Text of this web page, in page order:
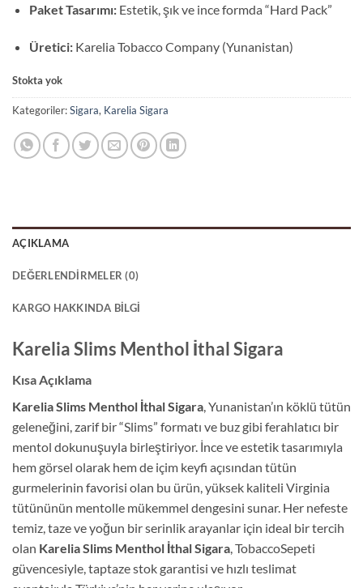
Paket Tasarımı:Estetik, şık ve ince formda “Hard Pack”
Üretici:Karelia Tobacco Company (Yunanistan)
Stokta yok
Kategoriler:Sigara, Karelia Sigara
AÇIKLAMA
DEĞERLENDIRMELER (0)
KARGO HAKKINDA BILGI
Karelia Slims Menthol İthal Sigara
Kısa Açıklama
Karelia Slims Menthol İthal Sigara , Yunanistan’ın köklü tütün
geleneğini, zarif bir “Slims” formatı ve buz gibi ferahlatıcı bir
mentol dokunuşuyla birleştiriyor. İnce ve estetik tasarımıyla
hem görsel olarak hem de içim keyfi açısından tütün
gurmelerinin favorisi olan bu ürün, yüksek kaliteli Virginia
tütününün mentolle mükemmel dengesini sunar. Her nefeste
temiz, taze ve yoğun bir serinlik arayanlar için ideal bir tercih
olan Karelia Slims Menthol İthal Sigara , TobaccoSepeti
güvencesiyle, taptaze stok garantisi ve hızlı teslimat